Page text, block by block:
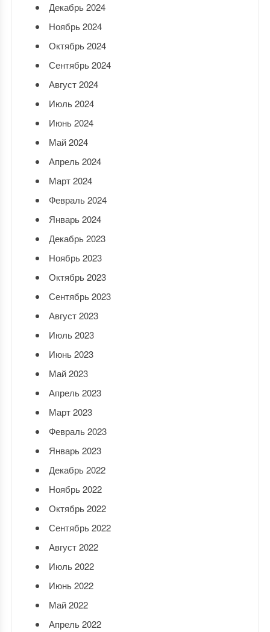
Декабрь 2024
Ноябрь 2024
Октябрь 2024
Сентябрь 2024
Август 2024
Июль 2024
Июнь 2024
Май 2024
Апрель 2024
Март 2024
Февраль 2024
Январь 2024
Декабрь 2023
Ноябрь 2023
Октябрь 2023
Сентябрь 2023
Август 2023
Июль 2023
Июнь 2023
Май 2023
Апрель 2023
Март 2023
Февраль 2023
Январь 2023
Декабрь 2022
Ноябрь 2022
Октябрь 2022
Сентябрь 2022
Август 2022
Июль 2022
Июнь 2022
Май 2022
Апрель 2022